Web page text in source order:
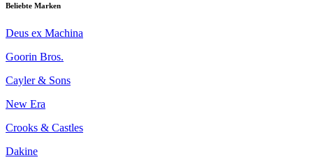
Beliebte Marken
Deus ex Machina
Goorin Bros.
Cayler & Sons
New Era
Crooks & Castles
Dakine